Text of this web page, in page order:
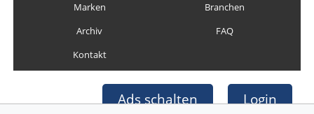
Marken
Branchen
Archiv
FAQ
Kontakt
Ads schalten Login